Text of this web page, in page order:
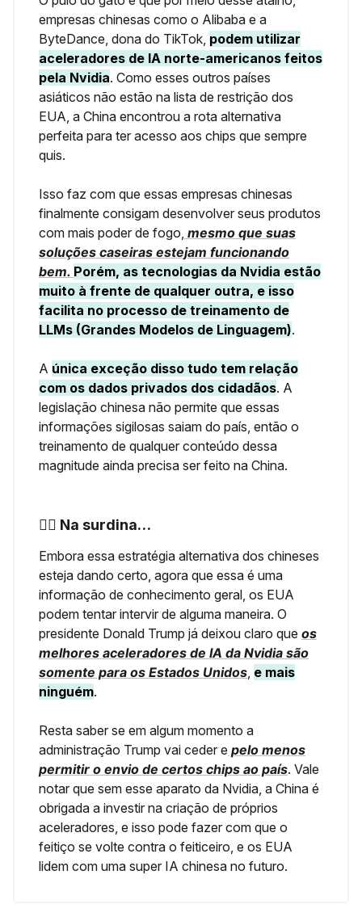
empresas chinesas como o Alibaba e a
ByteDance, dona do TikTok, podem utilizar
aceleradores de IA norte-americanos feitos
pela Nvidia. Como esses outros países
asiáticos não estão na lista de restrição dos
EUA, a China encontrou a rota alternativa
perfeita para ter acesso aos chips que sempre
quis.
Isso faz com que essas empresas chinesas
finalmente consigam desenvolver seus produtos
com mais poder de fogo, mesmo que suas
soluções caseiras estejam funcionando
bem. Porém, as tecnologias da Nvidia estão
muito à frente de qualquer outra, e isso
facilita no processo de treinamento de
LLMs (Grandes Modelos de Linguagem).
A única exceção disso tudo tem relação
com os dados privados dos cidadãos. A
legislação chinesa não permite que essas
informações sigilosas saiam do país, então o
treinamento de qualquer conteúdo dessa
magnitude ainda precisa ser feito na China.
👂🏼 Na surdina…
Embora essa estratégia alternativa dos chineses
esteja dando certo, agora que essa é uma
informação de conhecimento geral, os EUA
podem tentar intervir de alguma maneira. O
presidente Donald Trump já deixou claro que os
melhores aceleradores de IA da Nvidia são
somente para os Estados Unidos e mais
ninguém.
Resta saber se em algum momento a
administração Trump vai ceder e pelo menos
permitir o envio de certos chips ao país. Vale
notar que sem esse aparato da Nvidia, a China é
obrigada a investir na criação de próprios
aceleradores, e isso pode fazer com que o
feitiço se volte contra o feiticeiro, e os EUA
lidem com uma super IA chinesa no futuro.